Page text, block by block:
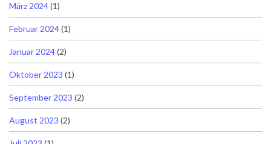
März 2024(1)
Februar 2024(1)
Januar 2024(2)
Oktober 2023 (1)
September 2023 (2)
August 2023 (2)